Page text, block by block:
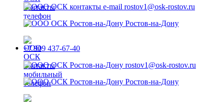
rostov1@osk-rostov.ru
Ростов-на-Дону
+7 909 437-67-40
rostov1@osk-rostov.ru
Ростов-на-Дону